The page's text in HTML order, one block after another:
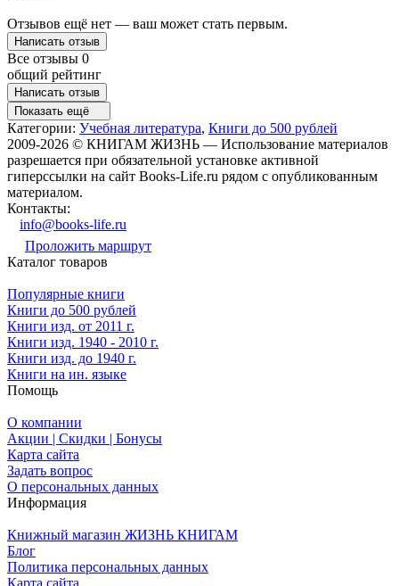
Отзывов ещё нет — ваш может стать первым.
Написать отзыв
Все отзывы 0
общий рейтинг
Написать отзыв
Показать ещё
Категории: Учебная литература, Книги до 500 рублей
2009-2026 © КНИГАМ ЖИЗНЬ — Использование материалов
разрешается при обязательной установке активной
гиперссылки на сайт Books-Life.ru рядом с опубликованным
материалом.
Контакты:
info@books-life.ru
Проложить маршрут
Каталог товаров
Популярные книги
Книги до 500 рублей
Книги изд. от 2011 г.
Книги изд. 1940 - 2010 г.
Книги изд. до 1940 г.
Книги на ин. языке
Помощь
О компании
Акции | Скидки | Бонусы
Карта сайта
Задать вопрос
О персональных данных
Информация
Книжный магазин ЖИЗНЬ КНИГАМ
Блог
Политика персональных данных
Карта сайта